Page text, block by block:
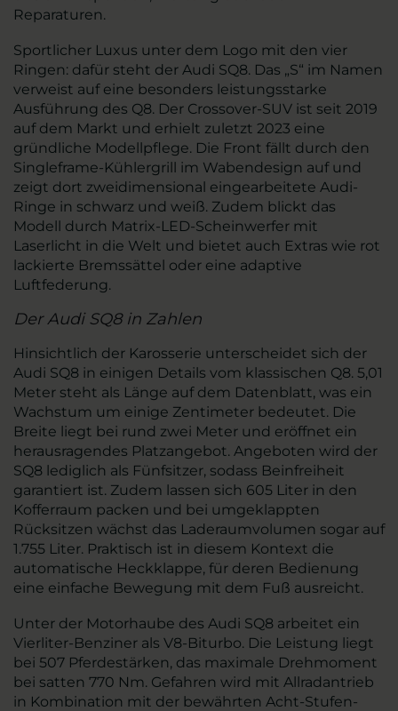
Reparaturen.
Sportlicher Luxus unter dem Logo mit den vier
Ringen: dafür steht der Audi SQ8. Das „S“ im Namen
verweist auf eine besonders leistungsstarke
Ausführung des Q8. Der Crossover-SUV ist seit 2019
auf dem Markt und erhielt zuletzt 2023 eine
gründliche Modellpflege. Die Front fällt durch den
Singleframe-Kühlergrill im Wabendesign auf und
zeigt dort zweidimensional eingearbeitete Audi-
Ringe in schwarz und weiß. Zudem blickt das
Modell durch Matrix-LED-Scheinwerfer mit
Laserlicht in die Welt und bietet auch Extras wie rot
lackierte Bremssättel oder eine adaptive
Luftfederung.
Der Audi SQ8 in Zahlen
Hinsichtlich der Karosserie unterscheidet sich der
Audi SQ8 in einigen Details vom klassischen Q8. 5,01
Meter steht als Länge auf dem Datenblatt, was ein
Wachstum um einige Zentimeter bedeutet. Die
Breite liegt bei rund zwei Meter und eröffnet ein
herausragendes Platzangebot. Angeboten wird der
SQ8 lediglich als Fünfsitzer, sodass Beinfreiheit
garantiert ist. Zudem lassen sich 605 Liter in den
Kofferraum packen und bei umgeklappten
Rücksitzen wächst das Laderaumvolumen sogar auf
1.755 Liter. Praktisch ist in diesem Kontext die
automatische Heckklappe, für deren Bedienung
eine einfache Bewegung mit dem Fuß ausreicht.
Unter der Motorhaube des Audi SQ8 arbeitet ein
Vierliter-Benziner als V8-Biturbo. Die Leistung liegt
bei 507 Pferdestärken, das maximale Drehmoment
bei satten 770 Nm. Gefahren wird mit Allradantrieb
in Kombination mit der bewährten Acht-Stufen-